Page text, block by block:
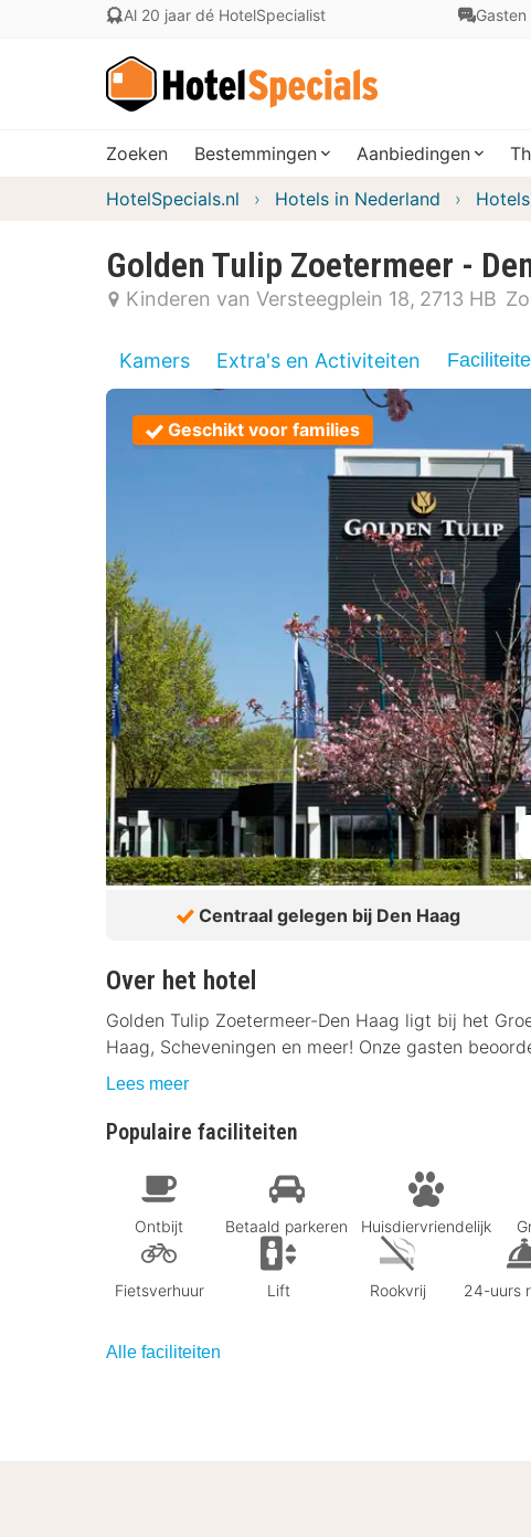
Al 20 jaar dé HotelSpecialist
Zoeken Bestemmingen Aanbiedingen
HotelSpecials.nl Hotels in Nederland
Golden Tulip Zoetermeer -
Kinderen van Versteegplein 18 2713 HB
Kamers Extra's en Activiteiten
Geschikt voor families
Centraal gelegen bij Den Haag
Over het hotel
Golden Tulip Zoetermeer-Den Haag ligt bij het
Haag, Scheveningen en meer! Onze gasten
Lees meer
Populaire faciliteiten
Ontbijt Betaald parkeren Huisdiervriendelijk
Fietsverhuur Lift Rookvrij 24-uurs
Alle faciliteiten